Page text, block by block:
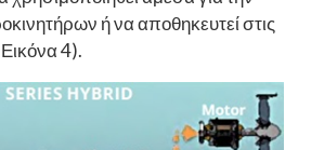
ή να αποθηκευτεί στις
4).